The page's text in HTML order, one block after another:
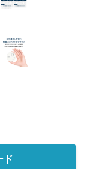
ド